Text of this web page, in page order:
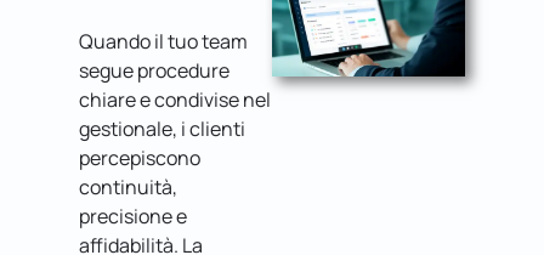
Quando il tuo team
segue procedure
chiare e condivise nel
gestionale, i clienti
percepiscono
continuità,
precisione e
affidabilità. La